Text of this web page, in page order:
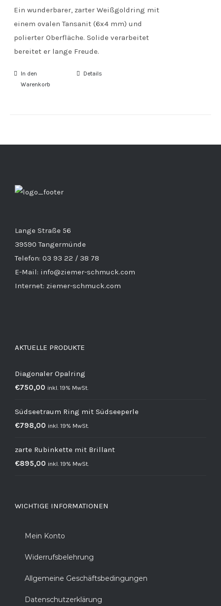
Ein wunderbarer, zarter Weißgoldring mit
einem ovalen Tansanit (6x4 mm) und
polierter Oberfläche. Solide verarbeitet
bereitet er lange Freude.
In den
Warenkorb
Details
Lange Straße 56
39590 Tangermünde
Telefon: 03 93 22 / 38 78
E-Mail: info@ziemer-schmuck.com
Internet: ziemer-schmuck.com
AKTUELLE PRODUKTE
Diagonaler Opalring
€750,00 inkl. 19% MwSt.
Südseetraum Ring mit Südseeperle
€798,00 inkl. 19% MwSt.
zarte Rubinkette mit Brillant
€895,00 inkl. 19% MwSt.
WICHTIGE INFORMATIONEN
Mein Konto
Widerrufsbelehrung
Allgemeine Geschäftsbedingungen
Datenschutzerklärung